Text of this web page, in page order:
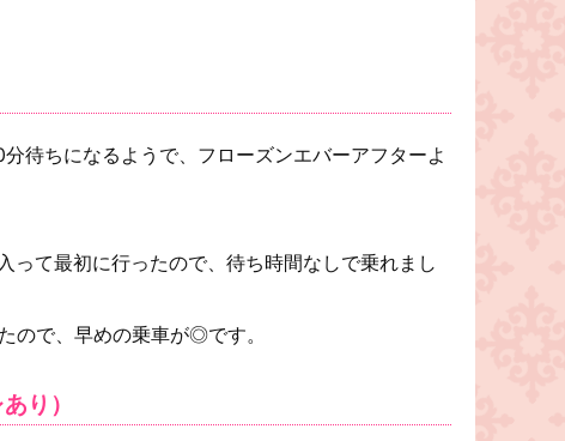
待ちになるようで、フローズンエバーアフターよ
って最初に行ったので、待ち時間なしで乗れまし
ので、早めの乗車が◎です。
り）